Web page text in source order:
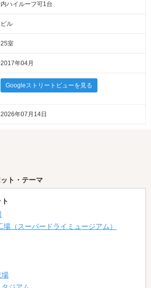
内ハイルーフ可1台
ビル
25室
2017年04月
Googleストリートビューを見る
2026年07月14日
ト・テーマ
（スーパードライミュージアム）
場